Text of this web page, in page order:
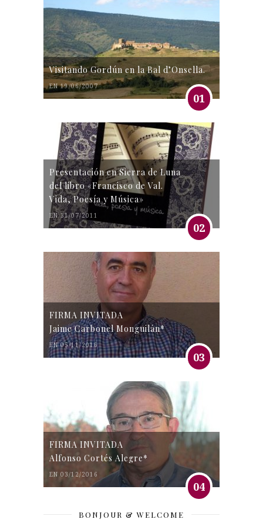
Visitando Gordún en la Bal d’Onsella.
EN 19/06/2007
01
Presentación en Sierra de Luna
del libro «Francisco de Val.
Vida, Poesía y Música»
EN 31/07/2011
02
FIRMA INVITADA
Jaime Carbonel Monguilán*
EN 05/11/2016
03
FIRMA INVITADA
Alfonso Cortés Alegre*
EN 03/12/2016
04
BONJOUR & WELCOME